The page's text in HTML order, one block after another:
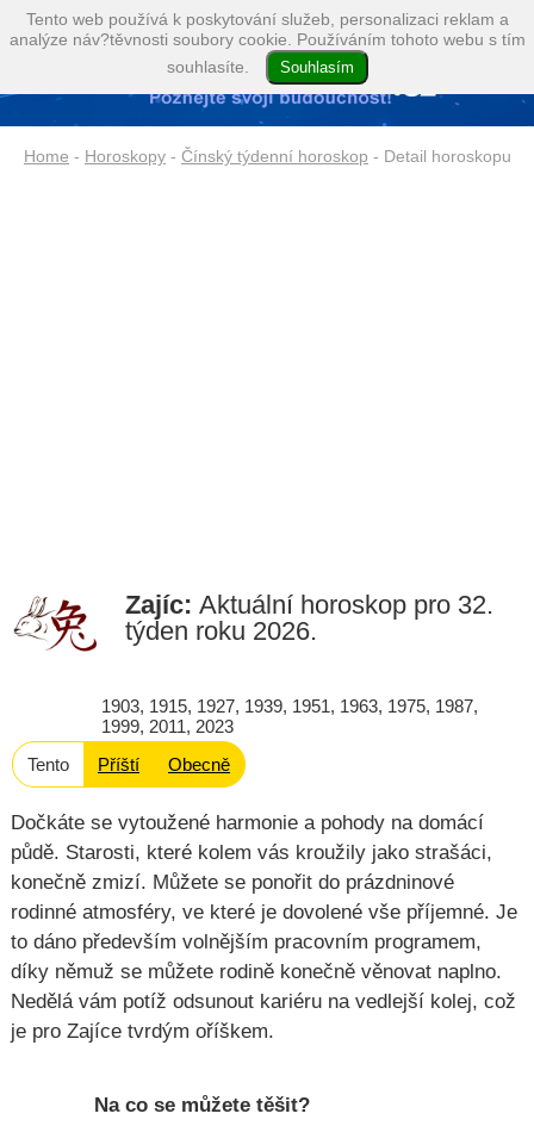
Home - Horoskopy - Čínský týdenní horoskop - Detail horoskopu
Zajíc: Aktuální horoskop pro 32.
týden roku 2026.
1903, 1915, 1927, 1939, 1951, 1963, 1975, 1987,
1999, 2011, 2023
Tento
Příští Obecně
Dočkáte se vytoužené harmonie a pohody na domácí
půdě. Starosti, které kolem vás kroužily jako strašáci,
konečně zmizí. Můžete se ponořit do prázdninové
rodinné atmosféry, ve které je dovolené vše příjemné. Je
to dáno především volnějším pracovním programem,
díky němuž se můžete rodině konečně věnovat naplno.
Nedělá vám potíž odsunout kariéru na vedlejší kolej, což
je pro Zajíce tvrdým oříškem.
Na co se můžete těšit?
Tento web používá k poskytování služeb, personalizaci reklam a
analýze náv?těvnosti soubory cookie. Používáním tohoto webu s tím
souhlasíte.